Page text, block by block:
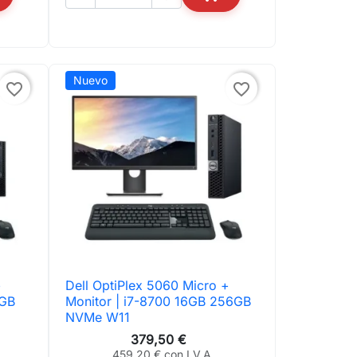
AL CARRITO AÑADIR AL CARRITO
favorite_border Nuevo favorite_border
 Vista rápida
Dell OptiPlex 5060 Micro +
Monitor | i7-8700 16GB 256GB
NVMe W11
379,50 €
459,20 € con I.V.A